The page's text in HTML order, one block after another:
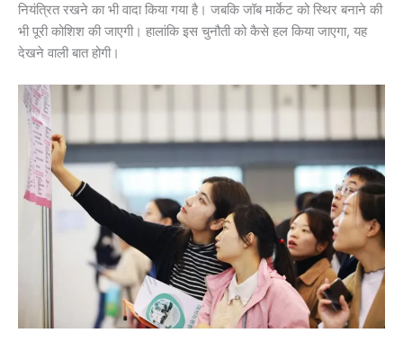
नियंत्रित रखने का भी वादा किया गया है। जबकि जॉब मार्केट को स्थिर बनाने की
भी पूरी कोशिश की जाएगी। हालांकि इस चुनौती को कैसे हल किया जाएगा, यह
देखने वाली बात होगी।